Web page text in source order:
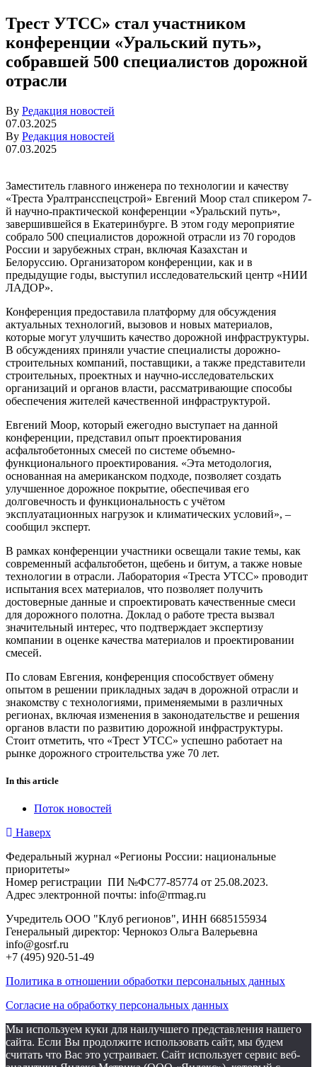
Трест УТСС» стал участником
конференции «Уральский путь»,
собравшей 500 специалистов дорожной
отрасли
By Редакция новостей
07.03.2025
By Редакция новостей
07.03.2025
Заместитель главного инженера по технологии и качеству
«Треста Уралтрансспецстрой» Евгений Моор стал спикером 7-
й научно-практической конференции «Уральский путь»,
завершившейся в Екатеринбурге. В этом году мероприятие
собрало 500 специалистов дорожной отрасли из 70 городов
России и зарубежных стран, включая Казахстан и
Белоруссию. Организатором конференции, как и в
предыдущие годы, выступил исследовательский центр «НИИ
ЛАДОР».
Конференция предоставила платформу для обсуждения
актуальных технологий, вызовов и новых материалов,
которые могут улучшить качество дорожной инфраструктуры.
В обсуждениях приняли участие специалисты дорожно-
строительных компаний, поставщики, а также представители
строительных, проектных и научно-исследовательских
организаций и органов власти, рассматривающие способы
обеспечения жителей качественной инфраструктурой.
Евгений Моор, который ежегодно выступает на данной
конференции, представил опыт проектирования
асфальтобетонных смесей по системе объемно-
функционального проектирования. «Эта методология,
основанная на американском подходе, позволяет создать
улучшенное дорожное покрытие, обеспечивая его
долговечность и функциональность с учётом
эксплуатационных нагрузок и климатических условий», –
сообщил эксперт.
В рамках конференции участники освещали такие темы, как
современный асфальтобетон, щебень и битум, а также новые
технологии в отрасли. Лаборатория «Треста УТСС» проводит
испытания всех материалов, что позволяет получить
достоверные данные и спроектировать качественные смеси
для дорожного полотна. Доклад о работе треста вызвал
значительный интерес, что подтверждает экспертизу
компании в оценке качества материалов и проектировании
смесей.
По словам Евгения, конференция способствует обмену
опытом в решении прикладных задач в дорожной отрасли и
знакомству с технологиями, применяемыми в различных
регионах, включая изменения в законодательстве и решения
органов власти по развитию дорожной инфраструктуры.
Стоит отметить, что «Трест УТСС» успешно работает на
рынке дорожного строительства уже 70 лет.
In this article
Поток новостей
Наверх
Федеральный журнал «Регионы России: национальные
приоритеты»
Номер регистрации ПИ №ФС77-85774 от 25.08.2023.
Адрес электронной почты: info@rrmag.ru
Учредитель ООО "Клуб регионов", ИНН 6685155934
Генеральный директор: Чернокоз Ольга Валерьевна
info@gosrf.ru
+7 (495) 920-51-49
Политика в отношении обработки персональных данных
Согласие на обработку персональных данных
Мы используем куки для наилучшего представления нашего
сайта. Если Вы продолжите использовать сайт, мы будем
считать что Вас это устраивает. Сайт использует сервис веб-